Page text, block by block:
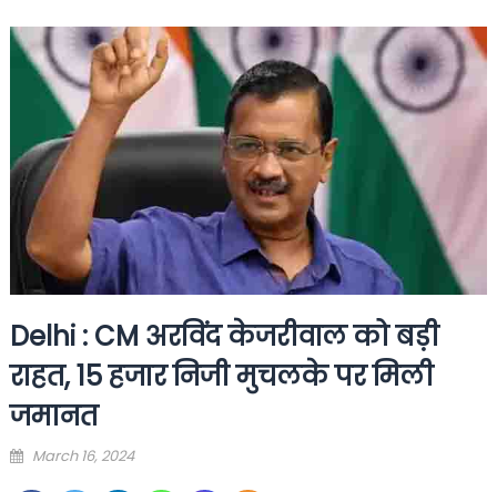
Delhi : CM अरविंद केजरीवाल को बड़ी
राहत, 15 हजार निजी मुचलके पर मिली
जमानत
Posted
March 16, 2024